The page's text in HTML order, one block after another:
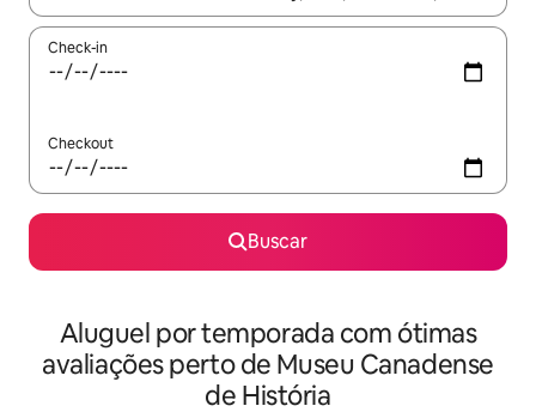
Check-in
Checkout
Buscar
Aluguel por temporada com ótimas
avaliações perto de Museu Canadense
de História